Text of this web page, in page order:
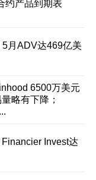
约产品到期表
月ADV达469亿美
6500万美元
略有下降；
Invest达